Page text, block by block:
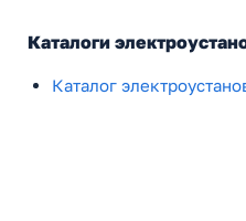
Каталоги
Каталог